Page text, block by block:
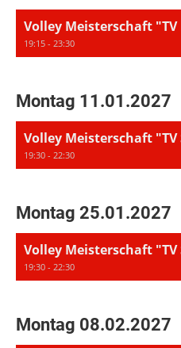
19:15 - 23:30
Montag 11.01.2027
19:30 - 22:30
Montag 25.01.2027
19:30 - 22:30
Montag 08.02.2027